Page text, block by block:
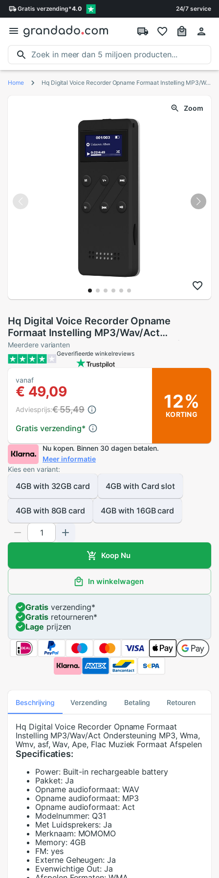
Gratis verzending*4.0 24/7 service
Home Hq Digital Voice Recorder Opname Formaat Instelling MP3/Wav/Act Ondersteuning MP3, Wma, Wmv, asf, Wav, Ape, Flac Muziek Formaat Afspelen
Zoom
Hq Digital Voice Recorder Opname
Formaat Instelling MP3/Wav/Act
Ondersteuning MP3, Wma, Wmv, asf, Wav,
Ape, Flac Muziek Formaat Afspelen
Meerdere varianten
Geverifieerde winkelreviews
vanaf
€ 49,09
Gratis verzending*
Adviesprijs:€ 55,49 12%
KORTING
Nu kopen. Binnen 30 dagen betalen.
Meer informatie
Kies een variant:
4GB with 32GB card 4GB with Card slot
4GB with 8GB card 4GB with 16GB card
Koop Nu
In winkelwagen
Gratisverzending*
Gratisretourneren*
Lage prijzen
Beschrijving Verzending Betaling Retouren
Hq Digital Voice Recorder Opname Formaat
Instelling MP3/Wav/Act Ondersteuning MP3, Wma,
Wmv, asf, Wav, Ape, Flac Muziek Formaat Afspelen
Specificaties:
Power: Built-in rechargeable battery
Pakket: Ja
Opname audioformaat: WAV
Opname audioformaat: MP3
Opname audioformaat: Act
Modelnummer: Q31
Met Luidsprekers: Ja
Merknaam: MOMOMO
Memory: 4GB
FM: yes
Externe Geheugen: Ja
Evenwichtige Out: Ja